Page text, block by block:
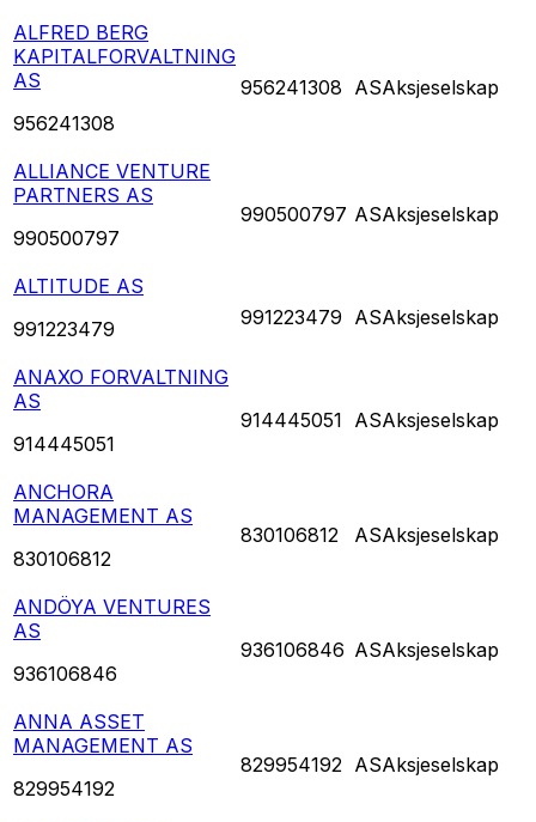
ALFRED BERG
KAPITALFORVALTNING
AS
956241308
956241308 ASAksjeselskap
ALLIANCE VENTURE
PARTNERS AS
990500797
990500797 ASAksjeselskap
ALTITUDE AS
991223479
991223479 ASAksjeselskap
ANAXO FORVALTNING
AS
914445051
914445051 ASAksjeselskap
ANCHORA
MANAGEMENT AS
830106812
830106812 ASAksjeselskap
ANDÖYA VENTURES
AS
936106846
936106846 ASAksjeselskap
ANNA ASSET
MANAGEMENT AS
829954192
829954192 ASAksjeselskap